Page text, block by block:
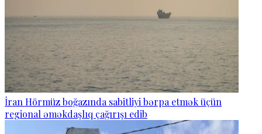
İran Hörmüz boğazında sabitliyi bərpa etmək üçün
regional əməkdaşlıq çağırışı edib